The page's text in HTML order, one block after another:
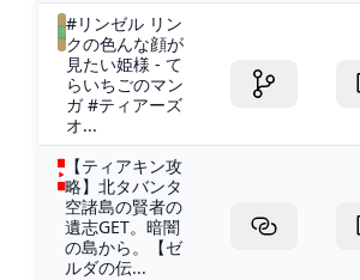
#リンゼル リン
クの色んな顔が
見たい姫様 - て
らいちごのマン
ガ #ティアーズ
オ...
【ティアキン攻
略】北タバンタ
空諸島の賢者の
遺志GET。暗闇
の島から。【ゼ
ルダの伝...